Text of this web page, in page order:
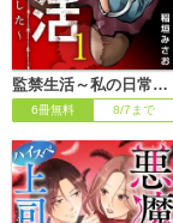
監禁生活～私の日常は奪われました～
6冊無料 8/7まで